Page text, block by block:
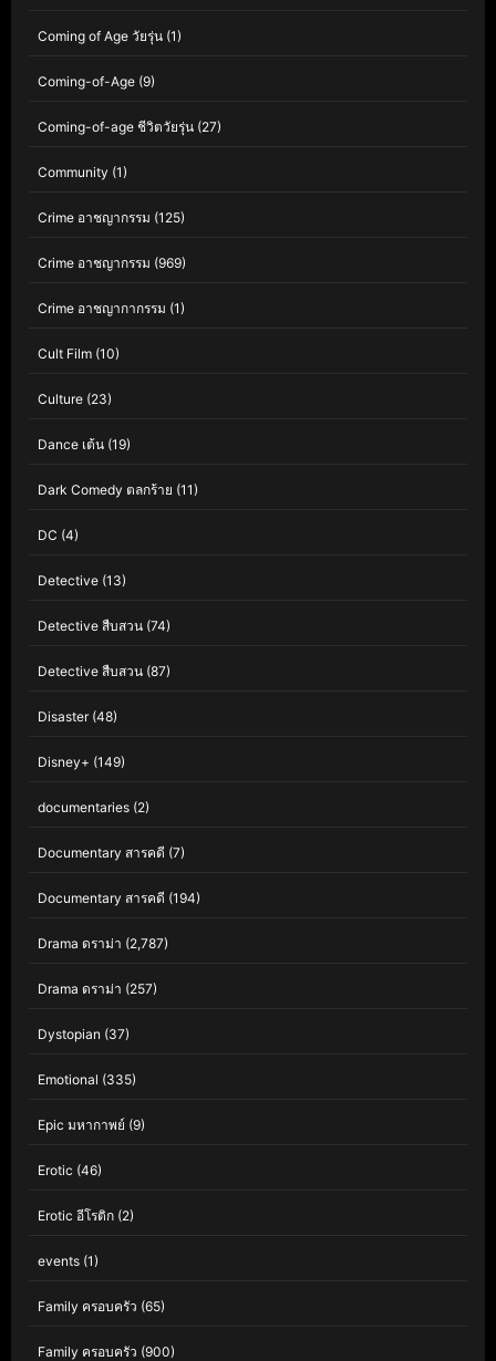
Coming of Age วัยรุ่น (1)
Coming-of-Age (9)
Coming-of-age ชีวิตวัยรุ่น (27)
Community (1)
Crime อาชญากรรม (125)
Crime อาชญากรรม (969)
Crime อาชญากากรรม (1)
Cult Film (10)
Culture (23)
Dance เต้น (19)
Dark Comedy ตลกร้าย (11)
DC (4)
Detective (13)
Detective สืบสวน (74)
Detective สืบสวน (87)
Disaster(48)
Disney+ (149)
documentaries (2)
Documentary สารคดี (7)
Documentary สารคดี (194)
Drama ดราม่า (2,787)
Drama ดราม่า (257)
Dystopian (37)
Emotional (335)
Epic มหากาพย์ (9)
Erotic (46)
Erotic อีโรติก (2)
events (1)
Family ครอบครัว (65)
Family ครอบครัว (900)